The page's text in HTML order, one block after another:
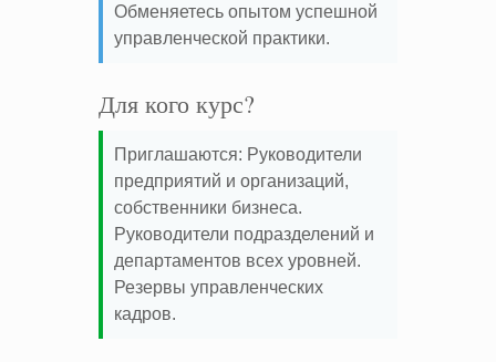
Обменяетесь опытом успешной
управленческой практики.
Для кого курс?
Приглашаются: Руководители
предприятий и организаций,
собственники бизнеса.
Руководители подразделений и
департаментов всех уровней.
Резервы управленческих
кадров.